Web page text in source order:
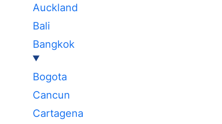
Auckland
Bali
Bangkok
Bogota
Cancun
Cartagena